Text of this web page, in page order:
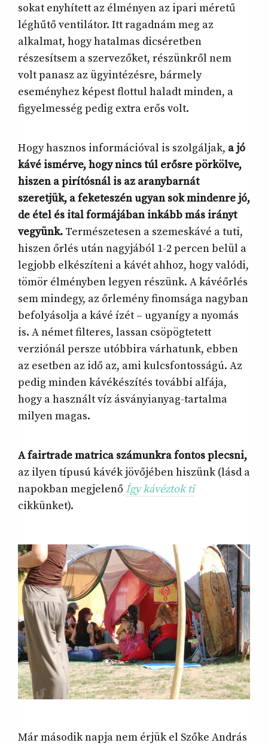
sokat enyhített az élményen az ipari méretű
léghűtő ventilátor. Itt ragadnám meg az
alkalmat, hogy hatalmas dicséretben
részesítsem a szervezőket, részünkről nem
volt panasz az ügyintézésre, bármely
eseményhez képest flottul haladt minden, a
figyelmesség pedig extra erős volt.
Hogy hasznos információval is szolgáljak, a jó
kávé ismérve, hogy nincs túl erősre pörkölve,
hiszen a pirítósnál is az aranybarnát
szeretjük, a feketeszén ugyan sok mindenre jó,
de étel és ital formájában inkább más irányt
vegyünk. Természetesen a szemeskávé a tuti,
hiszen őrlés után nagyjából 1-2 percen belül a
legjobb elkészíteni a kávét ahhoz, hogy valódi,
tömör élményben legyen részünk. A kávéőrlés
sem mindegy, az őrlemény finomsága nagyban
befolyásolja a kávé ízét – ugyanígy a nyomás
is. A német filteres, lassan csöpögtetett
verziónál persze utóbbira várhatunk, ebben
az esetben az idő az, ami kulcsfontosságú. Az
pedig minden kávékészítés további alfája,
hogy a használt víz ásványianyag-tartalma
milyen magas.
A fairtrade matrica számunkra fontos plecsni,
az ilyen típusú kávék jövőjében hiszünk (lásd a
napokban megjelenő Így kávéztok ti
cikkünket).
Már második napja nem érjük el Szőke András